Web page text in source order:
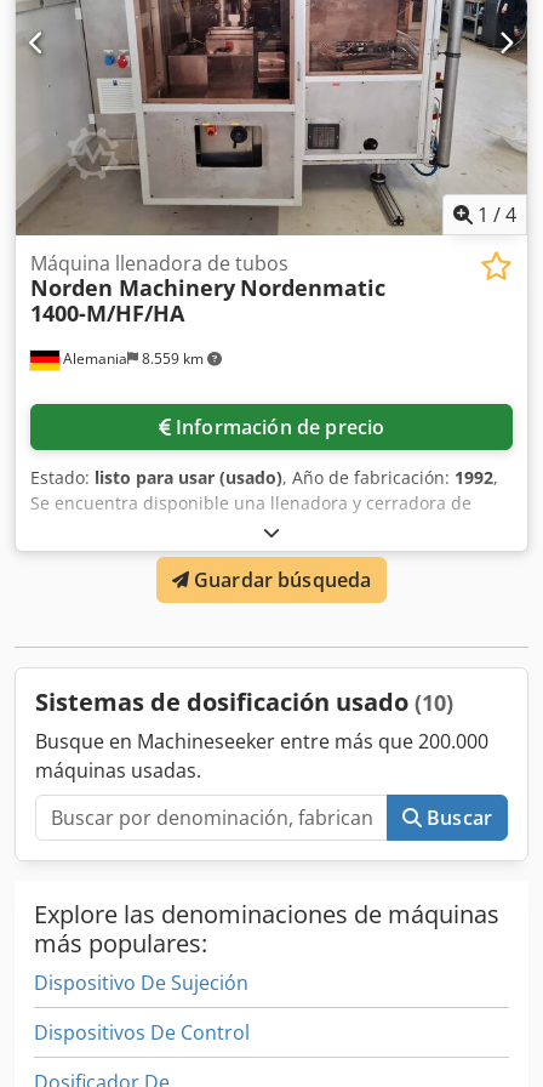
möglich.
inspección in situ. Cedeyh Nwkjpfx Algorf
1 /4
Alemania 8.559 km
Máquina llenadora de tubos
Norden Machinery Nordenmatic
1400-M/HF/HA
Información de precio
Estado: listo para usar (usado), Año de fabricación: 1992,
Se encuentra disponible una llenadora y cerradora de
tubos semiautomática Norden Machinery, equipada con
tolva y volcador de vacío. Rango de llenado: 1ml-300ml,
volumen del depósito: 90l, capacidad de llenado: aprox.
140 tubos/min, dimensiones de la máquina (L/A/H): aprox.
Documentación disponible. Es posible una inspección in
Guardar búsqueda
Sistemas de dosificación usado (10)
Busque en Machineseeker entre más que 200.000
máquinas usadas.
Buscar
Explore las denominaciones de máquinas
más populares:
Dispositivo De Sujeción
Dispositivos De Control